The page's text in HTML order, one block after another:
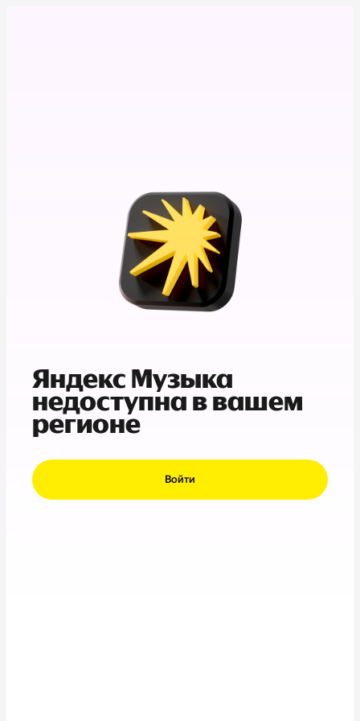
Яндекс Музыка
недоступна в вашем
регионе
Войти